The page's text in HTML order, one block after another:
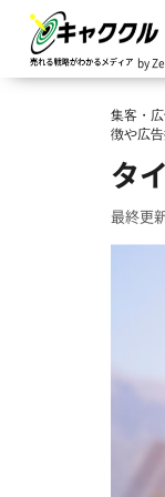
by
集客・
徴や広
タ
最終更